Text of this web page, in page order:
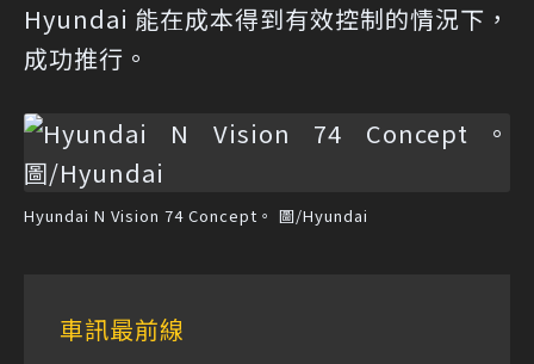
Hyundai 能在成本得到有效控制的情況下，
成功推行。
Hyundai N Vision 74 Concept。 圖/Hyundai
車訊最前線